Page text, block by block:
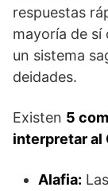
respuestas
mayoría de sí
un sistema
deidades.
Existen 5
interpretar al
Alafia: